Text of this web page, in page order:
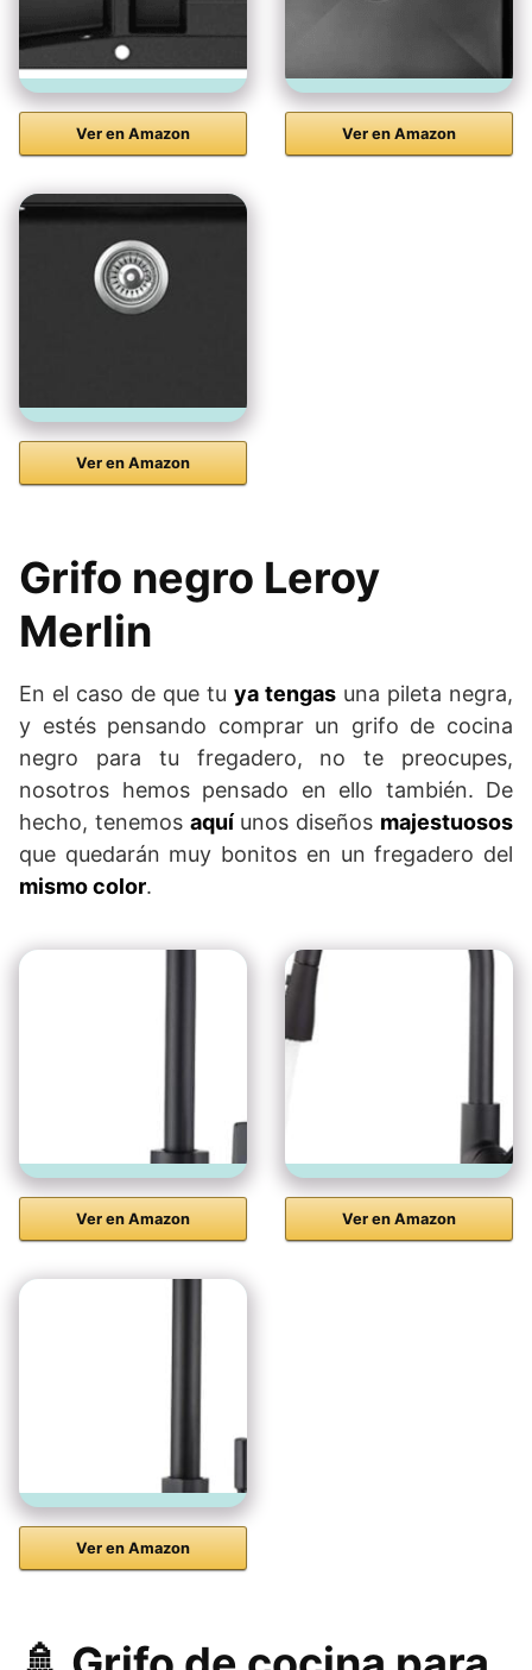
Ver en Amazon Ver en Amazon
Ver en Amazon
Grifo negro Leroy
Merlin
En el caso de que tu ya tengas una pileta negra,
y estés pensando comprar un grifo de cocina
negro para tu fregadero, no te preocupes,
nosotros hemos pensado en ello también. De
hecho, tenemos aquíunos diseños majestuosos
que quedarán muy bonitos en un fregadero del
mismo color.
Ver en Amazon Ver en Amazon
Ver en Amazon